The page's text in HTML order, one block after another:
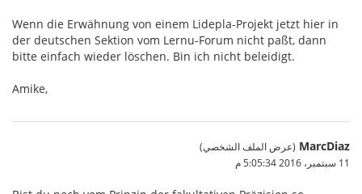
Wenn die Erwähnung von einem Lidepla-Projekt jetzt hier in
der deutschen Sektion vom Lernu-Forum nicht paßt, dann
bitte einfach wieder löschen. Bin ich nicht beleidigt.
Amike,
MarcDiaz (عرض الملف الشخصي)
11 سبتمبر، 2016 5:05:34 م